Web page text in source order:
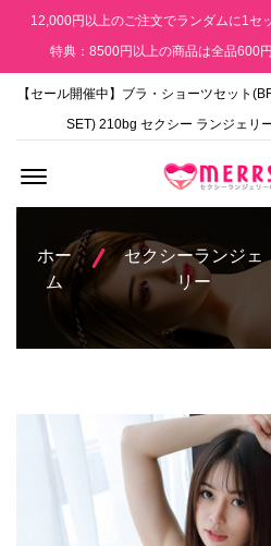
12,000円以上のご注文でランダムに1セ
特典：8500円以上の商品は全品600
【セール開催中】ブラ・ショーツセット
SET) 210bg セクシー ランジェリ
ホー
ム
セクシーランジェ
リー